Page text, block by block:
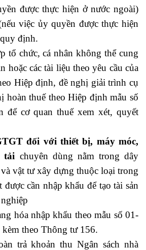
được thực hiện ở nước ngoài)
việc ủy quyền được thực hiện
định.
tổ chức, cá nhân không thể cung
hoặc các tài liệu theo yêu cầu của
Hiệp định, đề nghị giải trình cụ
hoàn thuế theo Hiệp định mẫu số
để cơ quan thuế xem xét, quyết
đối với thiết bị, máy móc,
tải chuyên dùng nằm trong dây
vật tư xây dựng thuộc loại trong
được cần nhập khẩu để tạo tài sản
hóa nhập khẩu theo mẫu số 01-
theo Thông tư 156.
trả khoản thu Ngân sách nhà